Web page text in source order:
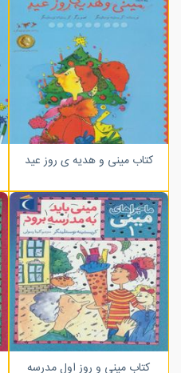
کتاب مینی و هدیه ی روز عید
کتاب مینی و روز اول مدرسه